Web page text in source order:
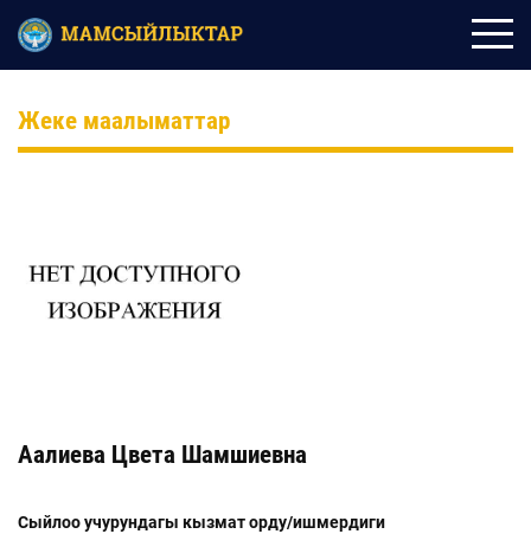
Жеке маалыматтар
Аалиева Цвета Шамшиевна
Сыйлоо учурундагы кызмат орду/ишмердиги